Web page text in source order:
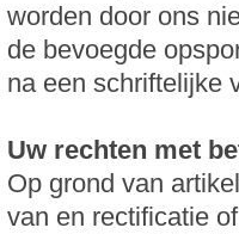
worden door ons
de bevoegde
na een schriftelijke
Uw rechten met
Op grond van
van en rectificatie